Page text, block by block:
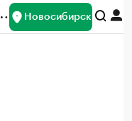
Новосибирск